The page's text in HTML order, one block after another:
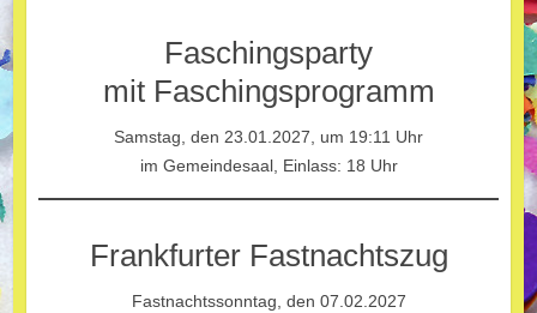
Faschingsparty
mit Faschingsprogramm
Samstag, den 23.01.2027, um 19:11 Uhr
im Gemeindesaal, Einlass: 18 Uhr
Frankfurter Fastnachtszug
Fastnachtssonntag, den 07.02.2027